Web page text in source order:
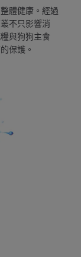
體健康。經過
不只影響消
與狗狗主食
保護。